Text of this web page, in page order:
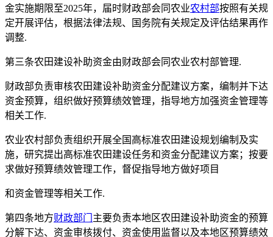
金实施期限至2025年，届时财政部会同农业农村部按照有关规
定开展评估，根据法律法规、国务院有关规定及评估结果再作
调整.
第三条农田建设补助资金由财政部会同农业农村部管理.
财政部负责审核农田建设补助资金分配建议方案，编制并下达
资金预算，组织做好预算绩效管理，指导地方加强资金管理等
相关工作.
农业农村部负责组织开展全国高标准农田建设规划编制及实
施，研究提出高标准农田建设任务和资金分配建议方案；按要
求做好预算绩效管理工作，督促指导地方做好项目
和资金管理等相关工作.
第四条地方财政部门 主要负责本地区农田建设补助资金的预算
分解下达、资金审核拨付、资金使用监督以及本地区预算绩效